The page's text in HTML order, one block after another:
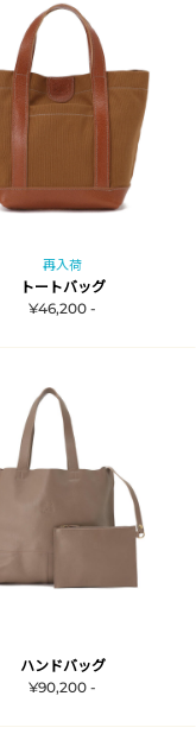
再入荷
トートバッグ
¥46,200 -
ハンドバッグ
¥90,200 -